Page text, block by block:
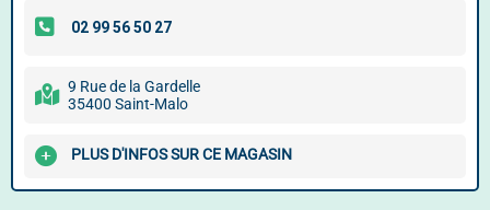
9 Rue de la Gardelle
35400 Saint-Malo
PLUS D'INFOS SUR CE MAGASIN